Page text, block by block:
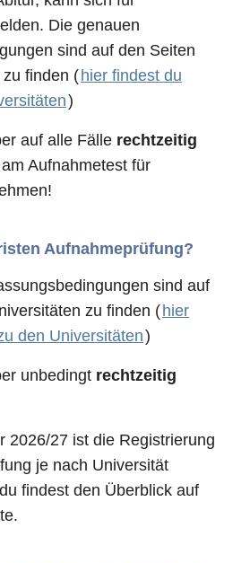
Die genauen
sind auf den Seiten
finden ( hier findest du
)
auf alle Fälle rechtzeitig
Aufnahmetest für
Aufnahmeprüfung?
sind auf
zu finden ( hier
den Universitäten)
unbedingt rechtzeitig
2026/27 ist die Registrierung
je nach Universität
findest den Überblick auf